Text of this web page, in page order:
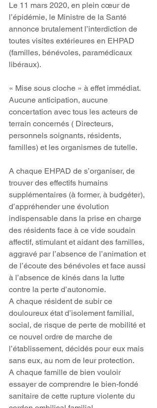
Le 11 mars 2020, en plein cœur de
l’épidémie, le Ministre de la Santé
annonce brutalement l’interdiction de
toutes visites extérieures en EHPAD
(familles, bénévoles, paramédicaux
libéraux).
« Mise sous cloche » à effet immédiat.
Aucune anticipation, aucune
concertation avec tous les acteurs de
terrain concernés ( Directeurs,
personnels soignants, résidents,
familles) et les organismes de tutelle.
A chaque EHPAD de s’organiser, de
trouver des effectifs humains
supplémentaires (à former, à budgéter),
d’appréhender une évolution
indispensable dans la prise en charge
des résidents face à ce vide soudain
affectif, stimulant et aidant des familles,
aggravé par l’absence de l’animation et
de l’écoute des bénévoles et face aussi
à l’absence de kinés dans la lutte
contre la perte d’autonomie.
A chaque résident de subir ce
douloureux état d’isolement familial,
social, de risque de perte de mobilité et
ce nouvel ordre de marche de
l’établissement, décidés pour eux mais
sans eux, au nom de leur protection.
A chaque famille de bien vouloir
essayer de comprendre le bien-fondé
sanitaire de cette rupture violente du